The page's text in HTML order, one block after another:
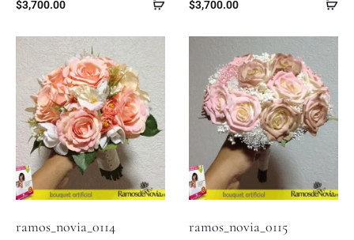
$3,700.00 $3,700.00
ramos_novia_0114 ramos_novia_0115